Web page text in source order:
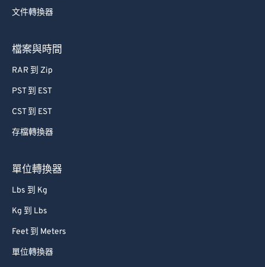
文件轉換器
檔案與時間
RAR 到 Zip
PST 到 EST
CST 到 EST
存檔轉換器
單位轉換器
Lbs 到 Kg
Kg 到 Lbs
Feet 到 Meters
單位轉換器